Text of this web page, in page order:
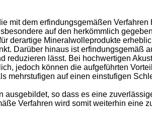
mit dem erfindungsgemäßen
auf den herkömmlich
derartige Mineralwolleprodukte
Darüber hinaus ist erfindungsgemäß
reduzieren lässt. Bei hochwertigen
jedoch können die aufgeführten
mehrstufigen auf einen einstufigen
so dass es eine
Verfahren wird somit weiterhin